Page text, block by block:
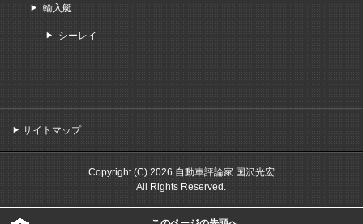
輸入艇
シーレイ
サイトマップ
Copyright (C) 2026 自動車評論家 国沢光宏
All Rights Reserved.